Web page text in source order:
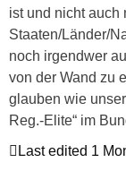
ist und nicht auch
Staaten/Länder/
noch irgendwer
von der Wand zu
glauben wie
Reg.-Elite“ im
Last edited 1